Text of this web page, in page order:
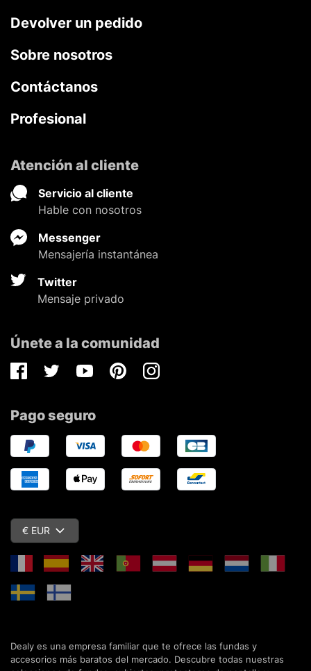
Devolver un pedido
Sobre nosotros
Contáctanos
Profesional
Atención al cliente
Servicio al cliente
Hable con nosotros
Messenger
Mensajería instantánea
Twitter
Mensaje privado
Únete a la comunidad
FacebookTwitterYoutubePinterestInstagram
Pago seguro
€ EUR
Dealy es una empresa familiar que te ofrece las fundas y
accesorios más baratos del mercado. Descubre todas nuestras